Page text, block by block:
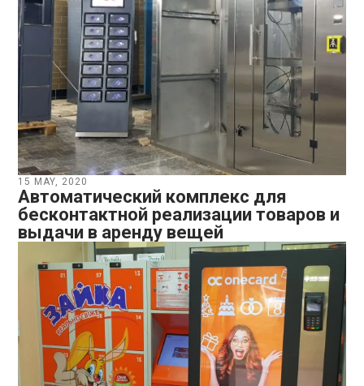
15 MAY, 2020
Автоматический комплекс для
бесконтактной реализации товаров и
выдачи в аренду вещей